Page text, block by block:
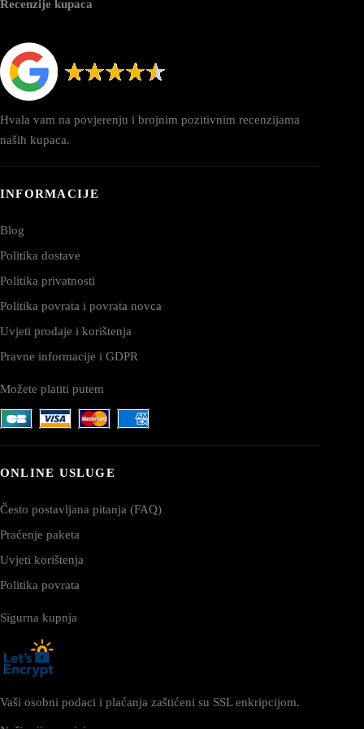
Recenzije kupaca
Hvala vam na povjerenju i brojnim pozitivnim recenzijama
naših kupaca.
INFORMACIJE
Blog
Politika dostave
Politika privatnosti
Politika povrata i povrata novca
Uvjeti prodaje i korištenja
Pravne informacije i GDPR
Možete platiti putem
ONLINE USLUGE
Često postavljana pitanja (FAQ)
Praćenje paketa
Uvjeti korištenja
Politika povrata
Sigurna kupnja
Vaši osobni podaci i plaćanja zaštićeni su SSL enkripcijom.